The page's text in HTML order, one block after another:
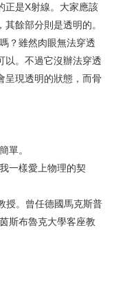
是X射線。大家應該
餘部分則是透明的。
？雖然肉眼無法穿透
以。不過它沒辦法穿透
呈現透明的狀態，而骨
單。
一樣愛上物理的契
授。曾任德國馬克斯普
斯布魯克大學客座教